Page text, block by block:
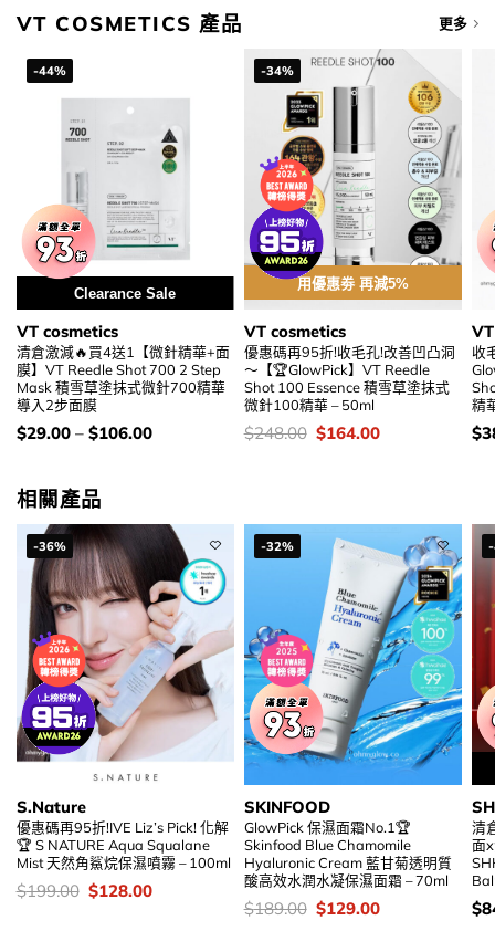
VT COSMETICS 產品 更多
-44%
Clearance Sale
VT cosmetics
清倉激減🔥買4送1【微針精華+面
膜】VT Reedle Shot 700 2 Step
Mask 積雪草塗抹式微針700精華
導入2步面膜
價
$29.00– $106.00
-34%
用優惠劵 再減5%
VT cosmetics
優惠碼再95折!收毛孔!改善凹凸洞
～【🏆GlowPick】VT Reedle
Shot 100 Essence 積雪草塗抹式
微針100精華 – 50ml
價
$248.00 Original
$164.00Current
收
精
價
$
相關產品
-36%
S.Nature
優惠碼再95折!IVE Liz’s Pick! 化解
🏆 S NATURE Aqua Squalane
Mist 天然角鯊烷保濕噴霧 – 100ml
價
$199.00 Original
$128.00Current
-32%
SKINFOOD
GlowPick 保濕面霜No.1🏆
Skinfood Blue Chamomile
Hyaluronic Cream 藍甘菊透明質
酸高效水潤水凝保濕面霜 – 70ml
價
$189.00 Original
$129.00Current
清
面
價
$